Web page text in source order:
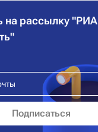
на рассылку "РИА